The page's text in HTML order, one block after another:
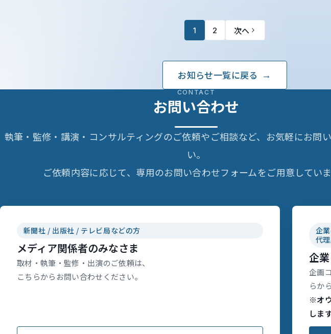
1 2 次へ
お知らせ一覧に戻る
CONTACT
お問い合わせ
執筆・監修・講演・コンサルティングのご依頼やご相談など、お気軽にお問
い。
ご依頼内容に応じて、専用のお問い合わせフォームをご用意していま
新聞社 / 出版社 / テレビ局などの方
メディア関係者のみなさま
取材・執筆・監修・出演のご依頼は、
こちらからお問い合わせください。
企
代
企
企画
らか
※オ
します